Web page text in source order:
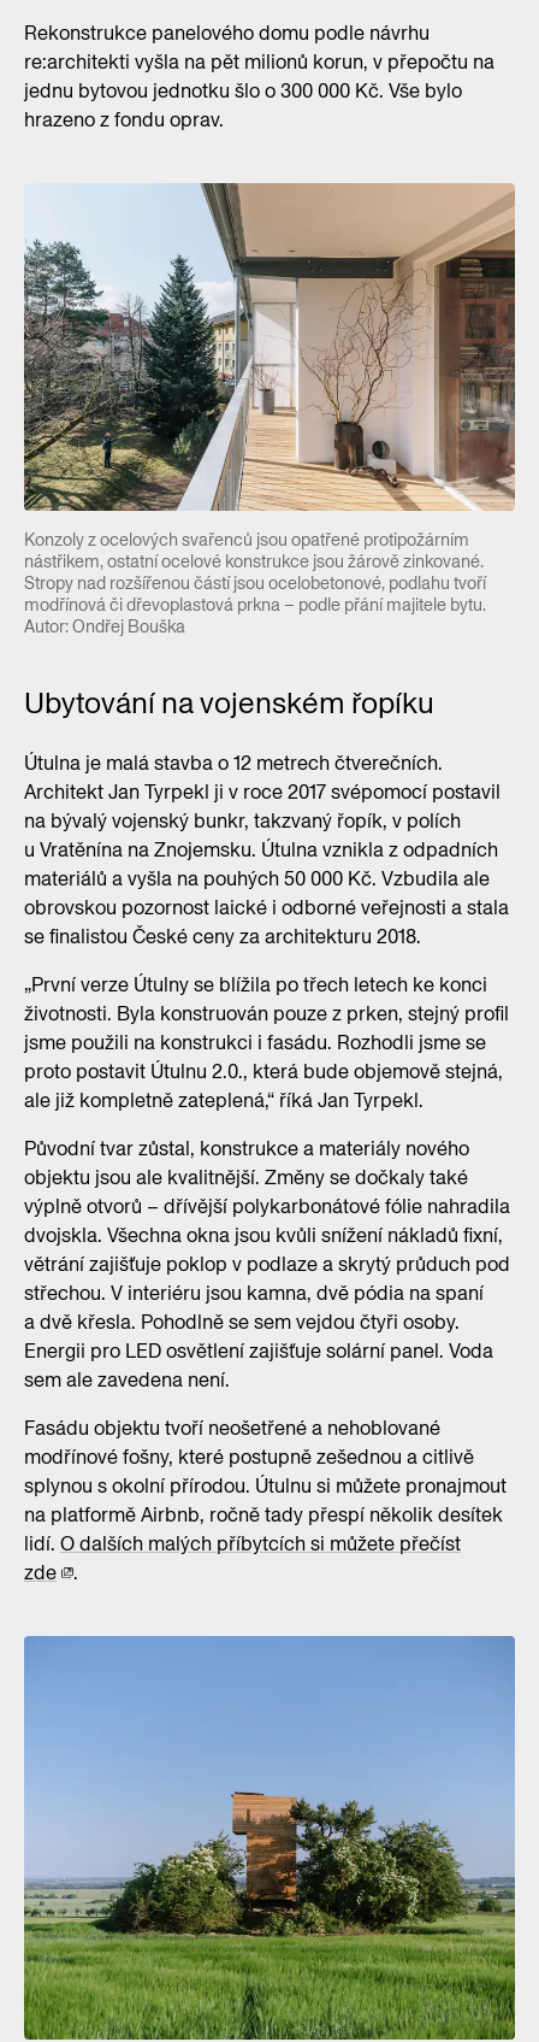
Rekonstrukce panelového domu podle návrhu
re:architekti vyšla na pět milionů korun, v přepočtu na
jednu bytovou jednotku šlo o 300 000 Kč. Vše bylo
hrazeno z fondu oprav.
Konzoly z ocelových svařenců jsou opatřené protipožárním
nástřikem, ostatní ocelové konstrukce jsou žárově zinkované.
Stropy nad rozšířenou částí jsou ocelobetonové, podlahu tvoří
modřínová či dřevoplastová prkna – podle přání majitele bytu.
Autor: Ondřej Bouška
Ubytování na vojenském řopíku
Útulna je malá stavba o 12 metrech čtverečních.
Architekt Jan Tyrpekl ji v roce 2017 svépomocí postavil
na bývalý vojenský bunkr, takzvaný řopík, v polích
u Vratěnína na Znojemsku. Útulna vznikla z odpadních
materiálů a vyšla na pouhých 50 000 Kč. Vzbudila ale
obrovskou pozornost laické i odborné veřejnosti a stala
se finalistou České ceny za architekturu 2018.
„První verze Útulny se blížila po třech letech ke konci
životnosti. Byla konstruován pouze z prken, stejný profil
jsme použili na konstrukci i fasádu. Rozhodli jsme se
proto postavit Útulnu 2.0., která bude objemově stejná,
ale již kompletně zateplená,“ říká Jan Tyrpekl.
Původní tvar zůstal, konstrukce a materiály nového
objektu jsou ale kvalitnější. Změny se dočkaly také
výplně otvorů – dřívější polykarbonátové fólie nahradila
dvojskla. Všechna okna jsou kvůli snížení nákladů fixní,
větrání zajišťuje poklop v podlaze a skrytý průduch pod
střechou. V interiéru jsou kamna, dvě pódia na spaní
a dvě křesla. Pohodlně se sem vejdou čtyři osoby.
Energii pro LED osvětlení zajišťuje solární panel. Voda
sem ale zavedena není.
Fasádu objektu tvoří neošetřené a nehoblované
modřínové fošny, které postupně zešednou a citlivě
splynou s okolní přírodou. Útulnu si můžete pronajmout
na platformě Airbnb, ročně tady přespí několik desítek
lidí. O dalších malých příbytcích si můžete přečíst
zde
.